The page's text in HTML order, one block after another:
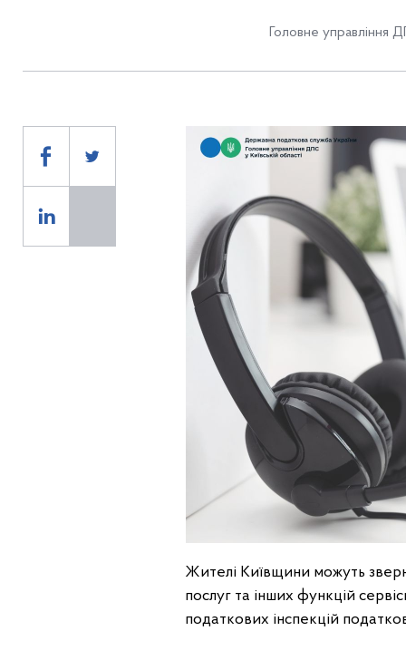
Головне управління
Жителі Київщини можуть
послуг та інших функцій
податкових інспекцій